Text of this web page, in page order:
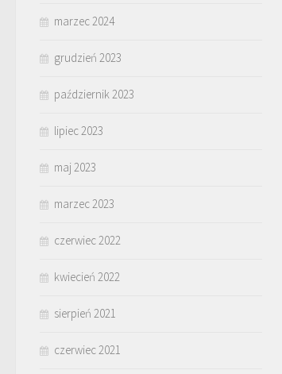
marzec 2024
grudzień 2023
październik 2023
lipiec 2023
maj 2023
marzec 2023
czerwiec 2022
kwiecień 2022
sierpień 2021
czerwiec 2021